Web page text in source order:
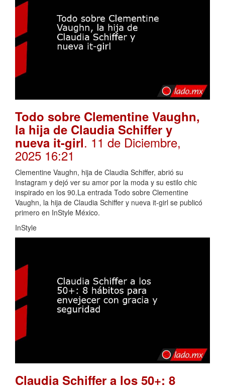
Todo sobre Clementine Vaughn,
la hija de Claudia Schiffer y
nueva it-girl. 11 de Diciembre,
2025 16:21
Clementine Vaughn, hija de Claudia Schiffer, abrió su
Instagram y dejó ver su amor por la moda y su estilo chic
inspirado en los 90.La entrada Todo sobre Clementine
Vaughn, la hija de Claudia Schiffer y nueva it-girl se publicó
primero en InStyle México.
InStyle
Claudia Schiffer a los 50+: 8